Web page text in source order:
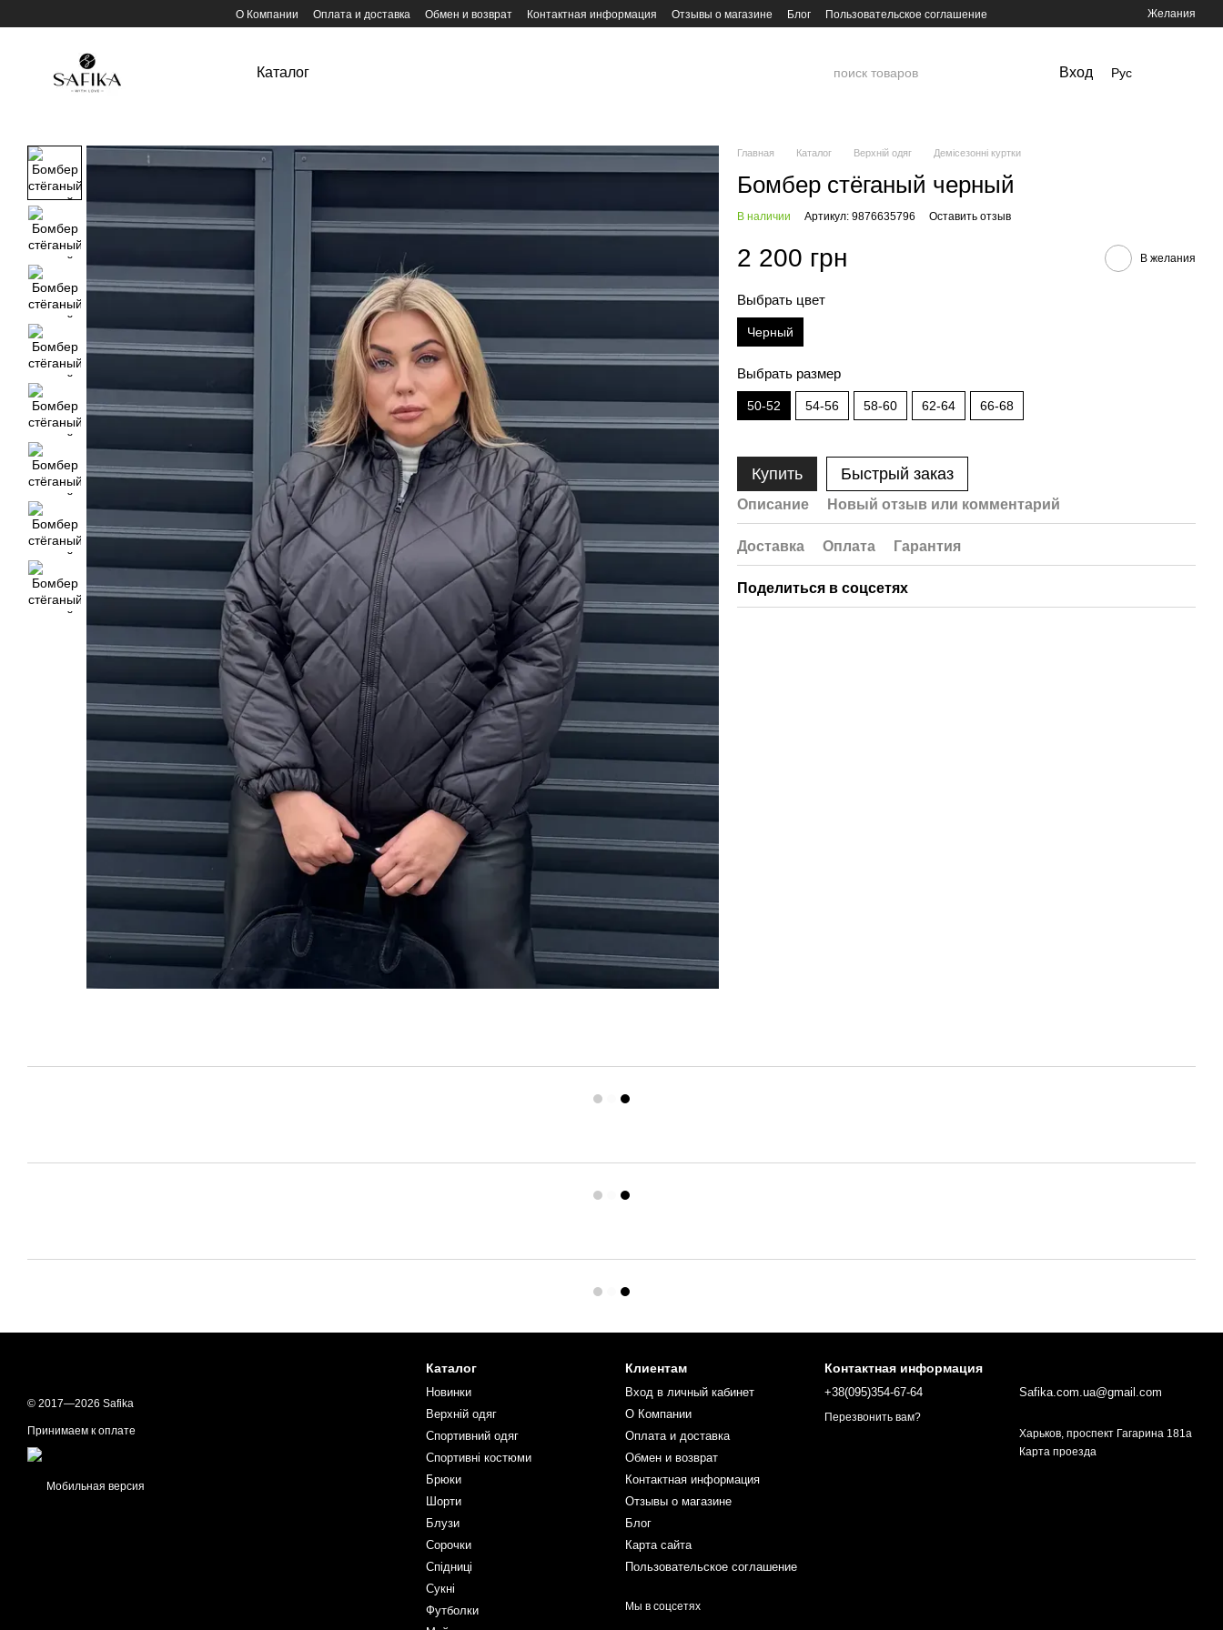
О Компании Оплата и доставка Обмен и возврат Контактная информация Отзывы о магазине Блог Пользовательское соглашение Желания
Каталог Вход Рус
Главная Каталог Верхній одяг Демісезонні куртки
Бомбер стёганый черный
В наличии Артикул: 9876635796 Оставить отзыв
2 200 грн В желания
Выбрать цвет
Черный
Выбрать размер
50-52 54-56 58-60 62-64 66-68
Купить Быстрый заказ
Описание Новый отзыв или комментарий
Доставка Оплата Гарантия
Поделиться в соцсетях
© 2017—2026 Safika
Принимаем к оплате
Мобильная версия
Каталог
Новинки
Верхній одяг
Спортивний одяг
Спортивні костюми
Брюки
Шорти
Блузи
Сорочки
Спідниці
Сукні
Футболки
Клиентам
Вход в личный кабинет
О Компании
Оплата и доставка
Обмен и возврат
Контактная информация
Отзывы о магазине
Блог
Карта сайта
Пользовательское соглашение
Мы в соцсетях
Контактная информация
+38(095)354-67-64
Перезвонить вам?
Safika.com.ua@gmail.com
Харьков, проспект Гагарина 181а
Карта проезда